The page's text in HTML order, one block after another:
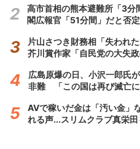
高市首相の熊本避難所「3
閣広報官「51分間」だと否定
片山さつき財務相「失われ
芥川賞作家「自民党の大失政
広島原爆の日、小沢一郎氏
非難 「この国は再び滅亡に
AVで稼いだ金は「汚い金
れる声...スリムクラブ真栄田